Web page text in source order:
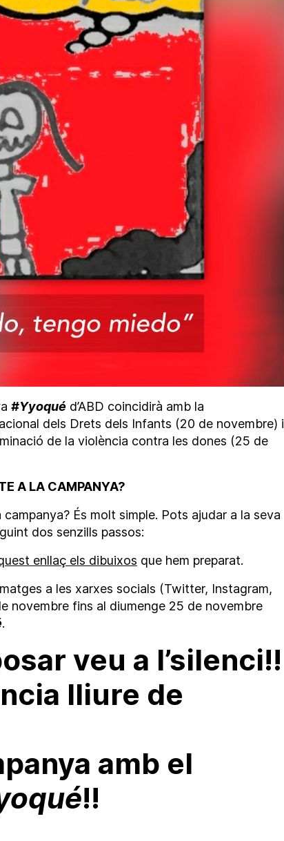
#Yyoquéd’ABD coincidirà amb la
dels Drets dels Infants (20 de novembre) i
de la violència contra les dones (25 de
A LA CAMPANYA?
És molt simple. Pots ajudar a la seva
dos senzills passos:
enllaç els dibuixos que hem preparat.
a les xarxes socials (Twitter, Instagram,
novembre fins al diumenge 25 de novembre
.
veu a l’silenci!!
lliure de
amb el
!!